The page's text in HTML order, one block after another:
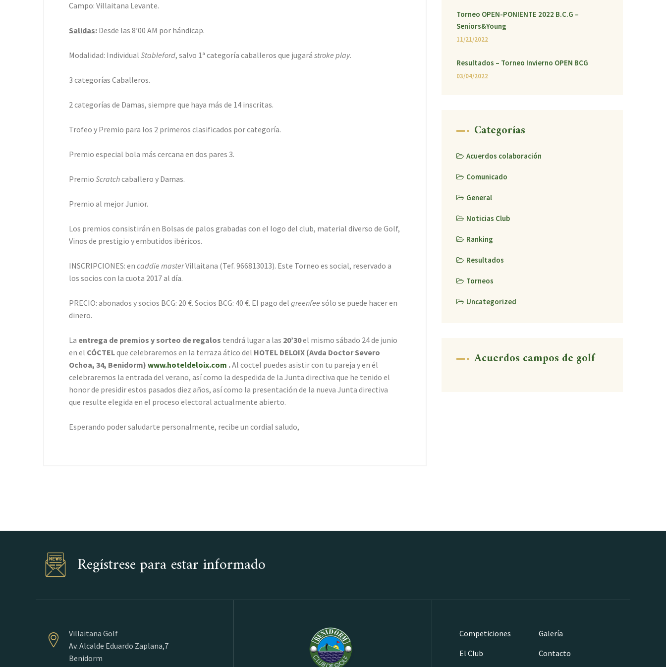
Campo: Villaitana Levante.
Salidas: Desde las 8’00 AM por hándicap.
Modalidad: Individual Stableford, salvo 1ª categoría caballeros que jugará stroke play.
3 categorí­as Caballeros.
2 categorías de Damas, siempre que haya más de 14 inscritas.
Trofeo y Premio para los 2 primeros clasificados por categorí­a.
Premio especial bola más cercana en dos pares 3.
Premio Scratchcaballero y Damas.
Premio al mejor Junior.
Los premios consistirán en Bolsas de palos grabadas con el logo del club, material diverso de Golf,
Vinos de prestigio y embutidos ibéricos.
INSCRIPCIONES: en caddie masterVillaitana (Tef. 966813013). Este Torneo es social, reservado a
los socios con la cuota 2017 al día.
PRECIO: abonados y socios BCG: 20 €. Socios BCG: 40 €. El pago del greenfee sólo se puede hacer en
dinero.
La entrega de premios y sorteo de regalos tendrá lugar a las 20’30el mismo sábado 24 de junio
en el CÓCTELque celebraremos en la terraza ático del HOTEL DELOIX (Avda Doctor Severo
Ochoa, 34, Benidorm) www.hoteldeloix.com .Al coctel puedes asistir con tu pareja y en él
celebraremos la entrada del verano, así como la despedida de la Junta directiva que he tenido el
honor de presidir estos pasados diez años, así como la presentación de la nueva Junta directiva
que resulte elegida en el proceso electoral actualmente abierto.
Esperando poder saludarte personalmente, recibe un cordial saludo,
Torneo OPEN-PONIENTE 2022 B.C.G –
Seniors&Young
11/21/2022
Resultados – Torneo Invierno OPEN BCG
03/04/2022
Categorías
Acuerdos colaboración
Comunicado
General
Noticias Club
Ranking
Resultados
Torneos
Uncategorized
Acuerdos campos de golf
Regístrese para estar informado
Villaitana Golf
Av. Alcalde Eduardo Zaplana,7
Benidorm
Competiciones
Galería
El Club
Contacto